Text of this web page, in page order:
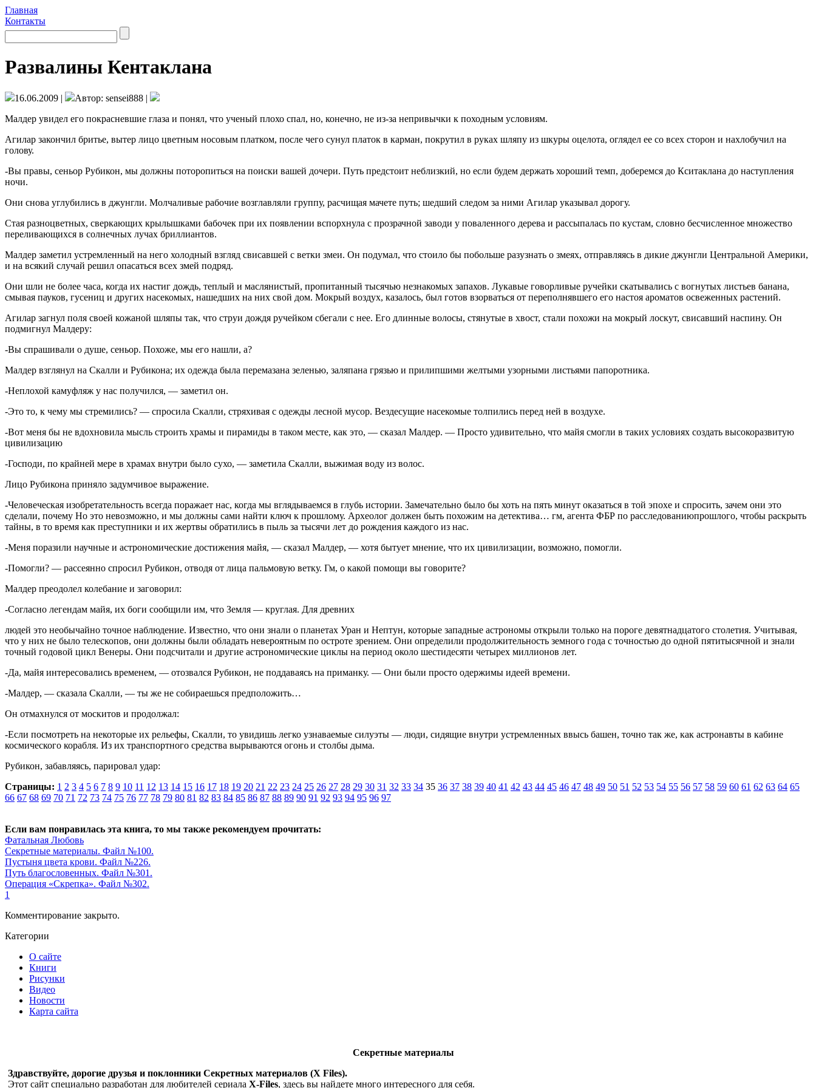
Главная
Контакты
Развалины Кентаклана
16.06.2009 |
Автор: sensei888 |
Малдер увидел его покрасневшие глаза и понял, что ученый плохо спал, но, конечно, не из-за непривычки к походным условиям.
Агилар закончил бритье, вытер лицо цветным носовым платком, после чего сунул платок в карман, покрутил в руках шляпу из шкуры оцелота, оглядел ее со всех сторон и нахлобучил на
голову.
-Вы правы, сеньор Рубикон, мы должны поторопиться на поиски вашей дочери. Путь предстоит неблизкий, но если будем держать хороший темп, доберемся до Кситаклана до наступления
ночи.
Они снова углубились в джунгли. Молчаливые рабочие возглавляли группу, расчищая мачете путь; шедший следом за ними Агилар указывал дорогу.
Стая разноцветных, сверкающих крылышками бабочек при их появлении вспорхнула с прозрачной заводи у поваленного дерева и рассыпалась по кустам, словно бесчисленное множество
переливающихся в солнечных лучах бриллиантов.
Малдер заметил устремленный на него холодный взгляд свисавшей с ветки змеи. Он подумал, что стоило бы побольше разузнать о змеях, отправляясь в дикие джунгли Центральной Америки,
и на всякий случай решил опасаться всех змей подряд.
Они шли не более часа, когда их настиг дождь, теплый и маслянистый, пропитанный тысячью незнакомых запахов. Лукавые говорливые ручейки скатывались с вогнутых листьев банана,
смывая пауков, гусениц и других насекомых, нашедших на них свой дом. Мокрый воздух, казалось, был готов взорваться от переполнявшего его настоя ароматов освеженных растений.
Агилар загнул поля своей кожаной шляпы так, что струи дождя ручейком сбегали с нее. Его длинные волосы, стянутые в хвост, стали похожи на мокрый лоскут, свисавший наспину. Он
подмигнул Малдеру:
-Вы спрашивали о душе, сеньор. Похоже, мы его нашли, а?
Малдер взглянул на Скалли и Рубикона; их одежда была перемазана зеленью, заляпана грязью и прилипшими желтыми узорными листьями папоротника.
-Неплохой камуфляж у нас получился, — заметил он.
-Это то, к чему мы стремились? — спросила Скалли, стряхивая с одежды лесной мусор. Вездесущие насекомые толпились перед ней в воздухе.
-Вот меня бы не вдохновила мысль строить храмы и пирамиды в таком месте, как это, — сказал Малдер. — Просто удивительно, что майя смогли в таких условиях создать высокоразвитую
цивилизацию
-Господи, по крайней мере в храмах внутри было сухо, — заметила Скалли, выжимая воду из волос.
Лицо Рубикона приняло задумчивое выражение.
-Человеческая изобретательность всегда поражает нас, когда мы вглядываемся в глубь истории. Замечательно было бы хоть на пять минут оказаться в той эпохе и спросить, зачем они это
сделали, почему Но это невозможно, и мы должны сами найти ключ к прошлому. Археолог должен быть похожим на детектива… гм, агента ФБР по расследованиюпрошлого, чтобы раскрыть
тайны, в то время как преступники и их жертвы обратились в пыль за тысячи лет до рождения каждого из нас.
-Меня поразили научные и астрономические достижения майя, — сказал Малдер, — хотя бытует мнение, что их цивилизации, возможно, помогли.
-Помогли? — рассеянно спросил Рубикон, отводя от лица пальмовую ветку. Гм, о какой помощи вы говорите?
Малдер преодолел колебание и заговорил:
-Согласно легендам майя, их боги сообщили им, что Земля — круглая. Для древних
людей это необычайно точное наблюдение. Известно, что они знали о планетах Уран и Нептун, которые западные астрономы открыли только на пороге девятнадцатого столетия. Учитывая,
что у них не было телескопов, они должны были обладать невероятным по остроте зрением. Они определили продолжительность земного года с точностью до одной пятитысячной и знали
точный годовой цикл Венеры. Они подсчитали и другие астрономические циклы на период около шестидесяти четырех миллионов лет.
-Да, майя интересовались временем, — отозвался Рубикон, не поддаваясь на приманку. — Они были просто одержимы идеей времени.
-Малдер, — сказала Скалли, — ты же не собираешься предположить…
Он отмахнулся от москитов и продолжал:
-Если посмотреть на некоторые их рельефы, Скалли, то увидишь легко узнаваемые силуэты — люди, сидящие внутри устремленных ввысь башен, точно так же, как астронавты в кабине
космического корабля. Из их транспортного средства вырываются огонь и столбы дыма.
Рубикон, забавляясь, парировал удар:
Страницы: 1 2 3 4 5 6 7 8 9 10 11 12 13 14 15 16 17 18 19 20 21 22 23 24 25 26 27 28 29 30 31 32 33 34 35 36 37 38 39 40 41 42 43 44 45 46 47 48 49 50 51 52 53 54 55 56 57 58 59 60 61 62 63 64 65
66 67 68 69 70 71 72 73 74 75 76 77 78 79 80 81 82 83 84 85 86 87 88 89 90 91 92 93 94 95 96 97
Если вам понравилась эта книга, то мы также рекомендуем прочитать:
Фатальная Любовь
Секретные материалы. Файл №100.
Пустыня цвета крови. Файл №226.
Путь благословенных. Файл №301.
Операция «Скрепка». Файл №302.
1
Комментирование закрыто.
Категории
О сайте
Книги
Рисунки
Видео
Новости
Карта сайта
Секретные материалы
Здравствуйте, дорогие друзья и поклонники Секретных материалов (X Files).
Этот сайт специально разработан для любителей сериала X-Files, здесь вы найдете много интересного для себя.